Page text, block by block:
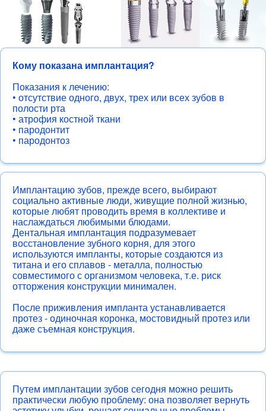
Как добраться
Услуги
Лечение зубов
Протезирование зубов
Ортодонтия
Виниры
Имплантация
Хирургия
Цены До и После Врачи
Памятки
Пациентам
Как доехать
Кому показана имплантация?
Показания к лечению:
• отсутствие одного, двух, трех или всех зубов в
полости рта
• атрофия костной ткани
• пародонтит
• пародонтоз
Имплантацию зубов, прежде всего, выбирают
социально активные люди, живущие полной жизнью,
которые любят проводить время в коллективе и
наслаждаться любимыми блюдами.
Дентальная имплантация подразумевает
восстановление зубного корня, для этого
используются импланты, которые создаются из
титана и его сплавов - металла, полностью
совместимого с организмом человека, т.е. риск
отторжения конструкции минимален.
После приживления импланта устанавливается
протез - одиночная коронка, мостовидный протез или
даже съемная конструкция.
Путем имплантации зубов сегодня можно решить
практически любую проблему: она позволяет вернуть